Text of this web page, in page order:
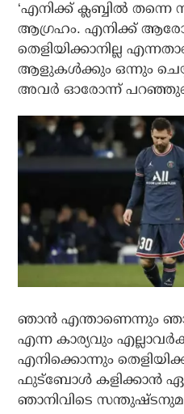
‘എനിക്ക് ക്ലബ്ബില്‍
ആഗ്രഹം. എനിക്ക്
തെളിയിക്കാനില്ല
ആളുകള്‍ക്കും ഒന്നും
അവര്‍ ഓരോന്ന്
ഞാന്‍ എന്താണെന്നും
എന്ന കാര്യവും
എനിക്കൊന്നും
ഫുട്ബോള്‍ കളിക്കാന്‍
ഞാനിവിടെ